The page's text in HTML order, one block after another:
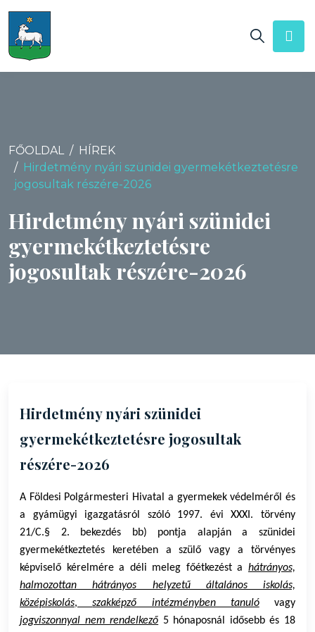
FŐOLDAL
HÍREK
Hirdetmény nyári szünidei gyermekétkeztetésre
jogosultak részére-2026
Hirdetmény nyári szünidei
gyermekétkeztetésre
jogosultak részére-2026
Hirdetmény nyári szünidei
gyermekétkeztetésre jogosultak
részére-2026
A Földesi Polgármesteri Hivatal a gyermekek védelméről és
a gyámügyi igazgatásról szóló 1997. évi XXXI. törvény
21/C.§ 2. bekezdés bb) pontja alapján a szünidei
gyermekétkeztetés keretében a szülő vagy a törvényes
képviselő kérelmére a déli meleg főétkezést a hátrányos,
halmozottan hátrányos helyzetű általános iskolás,
középiskolás,szakképző intézményben tanulóvagy
jogviszonnyal nem rendelkező 5 hónaposnál idősebb és 18